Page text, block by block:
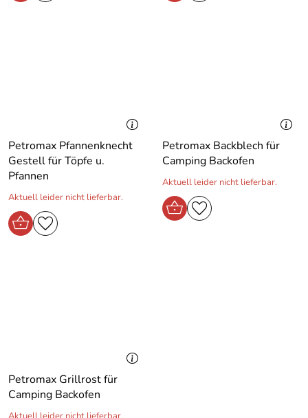
Petromax Pfannenknecht
Gestell für Töpfe u.
Pfannen
Aktuell leider nicht lieferbar.
Petromax Backblech für
Camping Backofen
Aktuell leider nicht lieferbar.
Petromax Grillrost für
Camping Backofen